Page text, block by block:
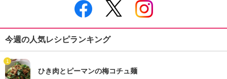
今週の人気レシピランキング
1
ひき肉とピーマンの梅コチュ麺